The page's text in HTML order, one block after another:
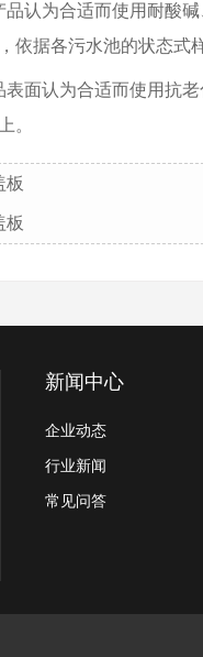
品认为合适而使用耐酸
依据各污水池的状态式
面认为合适而使用抗
。
板
板
新闻中心
企业动态
行业新闻
常见问答